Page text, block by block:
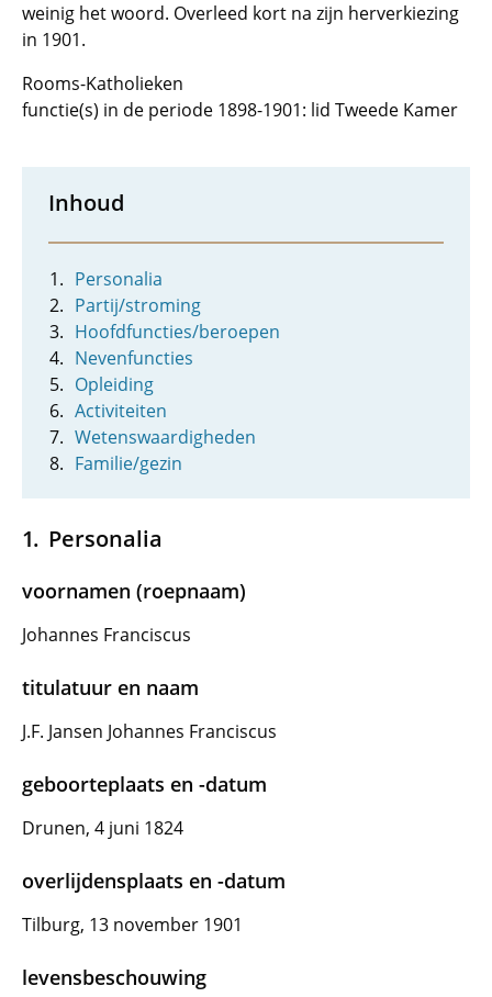
weinig het woord. Overleed kort na zijn herverkiezing
in 1901.
Rooms-Katholieken
functie(s) in de periode 1898-1901: lid Tweede Kamer
Inhoud
Personalia
Partij/stroming
Hoofdfuncties/beroepen
Nevenfuncties
Opleiding
Activiteiten
Wetenswaardigheden
Familie/gezin
Personalia
voornamen (roepnaam)
Johannes Franciscus
titulatuur en naam
J.F. Jansen Johannes Franciscus
geboorteplaats en -datum
Drunen, 4 juni 1824
overlijdensplaats en -datum
Tilburg, 13 november 1901
levensbeschouwing